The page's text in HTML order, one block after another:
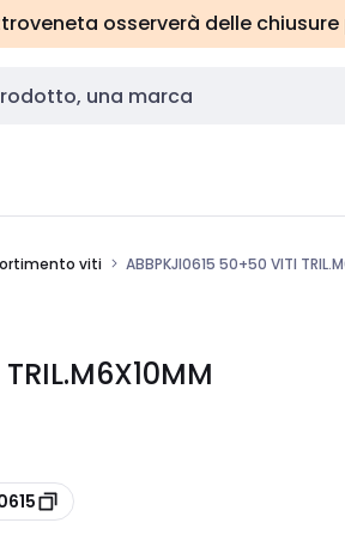
osserverà delle
viti ABBPKJI0615 50+50 VITI